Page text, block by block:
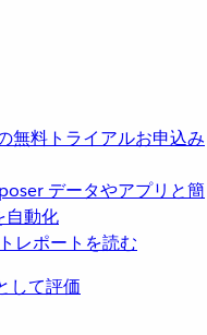
料トライアルお申込み
データやアプリと簡
自動化
して評価